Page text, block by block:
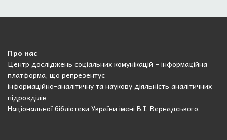
Про нас
Центр досліджень соціальних комунікацій – інформаційна
платформа, що репрезентує
інформаційно-аналітичну та наукову діяльність аналітичних
підрозділів
Національної бібліотеки України імені В.І. Вернадського.